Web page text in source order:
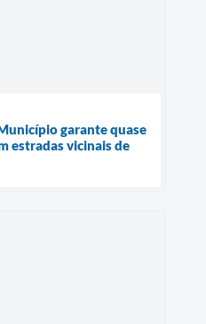
garante quase
estradas vicinais de